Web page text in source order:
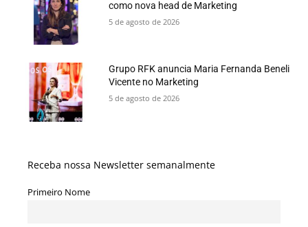
como nova head de Marketing
5 de agosto de 2026
Grupo RFK anuncia Maria Fernanda Beneli
Vicente no Marketing
5 de agosto de 2026
Receba nossa Newsletter semanalmente
Primeiro Nome